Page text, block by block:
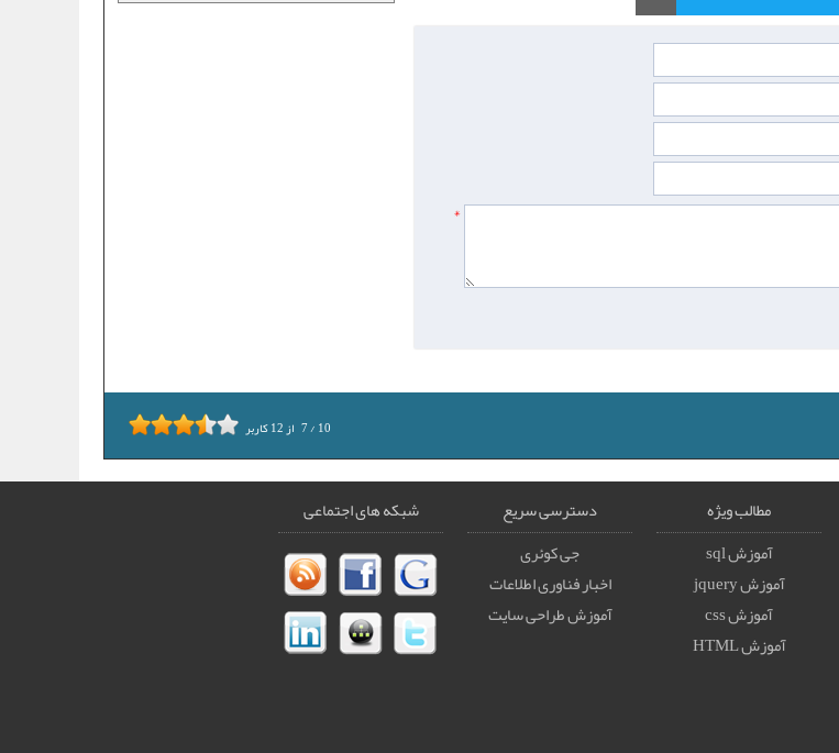
*
7/10 از12کاربر
مطالب ویژه
آموزش sql
آموزش jquery
آموزش css
آموزش HTML
دسترسی سریع
جی کوئری
اخبار فناوری اطلاعات
آموزش طراحی سایت
شبکه های اجتماعی